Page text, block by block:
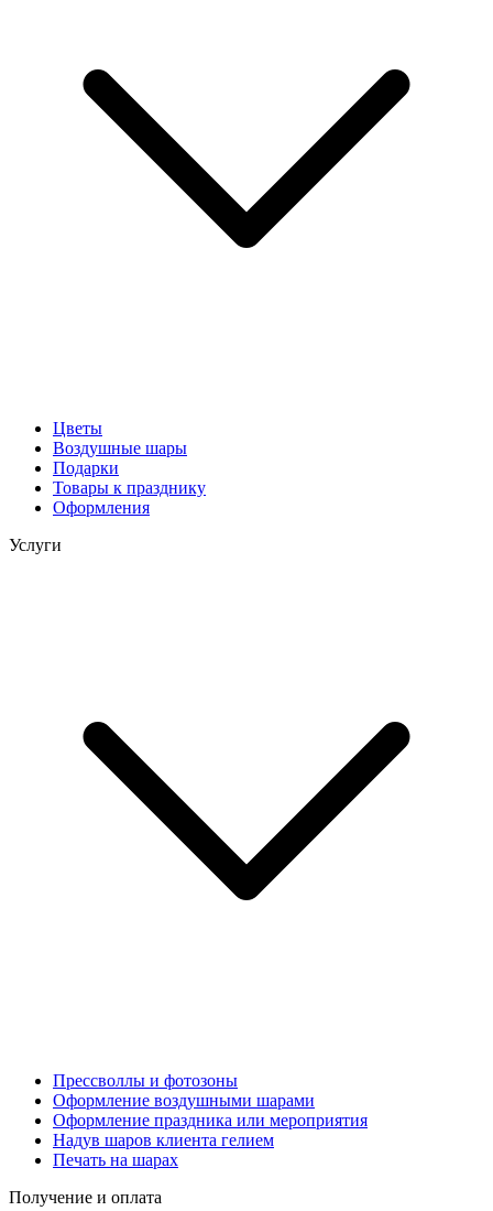
Цветы
Воздушные шары
Подарки
Товары к празднику
Оформления
Услуги
Прессволлы и фотозоны
Оформление воздушными шарами
Оформление праздника или мероприятия
Надув шаров клиента гелием
Печать на шарах
Получение и оплата